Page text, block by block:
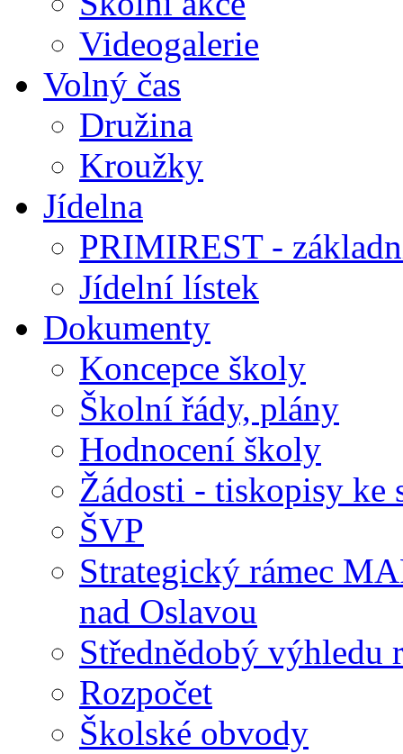
Videogalerie
Volný čas
Družina
Kroužky
Jídelna
PRIMIREST -
Jídelní lístek
Dokumenty
Koncepce školy
Školní řády, plány
Hodnocení školy
Žádosti - tiskopisy ke
ŠVP
Strategický rámec
nad Oslavou
Střednědobý výhledu
Rozpočet
Školské obvody